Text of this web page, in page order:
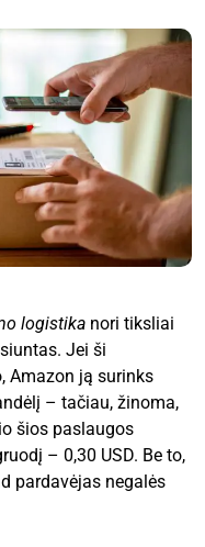
logistika nori tiksliai
Jei ši
Amazon ją surinks
– tačiau, žinoma,
šios paslaugos
– 0,30 USD. Be to,
pardavėjas negalės